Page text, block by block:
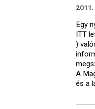
Egy
ITT
)
A
és a